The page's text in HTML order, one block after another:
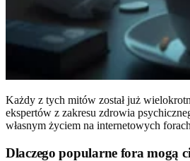
Każdy z tych mitów został już
ekspertów z zakresu zdrowia
własnym życiem na internetowych
Dlaczego popularne fora mogą